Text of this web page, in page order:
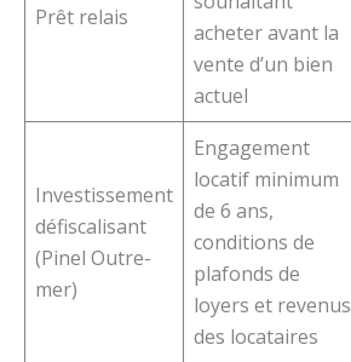
Prêt relais
acheter avant la
vente d’un bien
actuel
Investissement
défiscalisant
(Pinel Outre-
mer)
Engagement
locatif minimum
de 6 ans,
conditions de
plafonds de
loyers et revenus
des locataires